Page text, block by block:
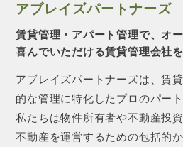
アブレイズパートナーズ
賃貸管理・アパート管理で、オ
喜んでいただける賃貸管理会社を
アブレイズパートナーズは、賃
的な管理に特化したプロのパート
私たちは物件所有者や不動産投
不動産を運営するための包括的